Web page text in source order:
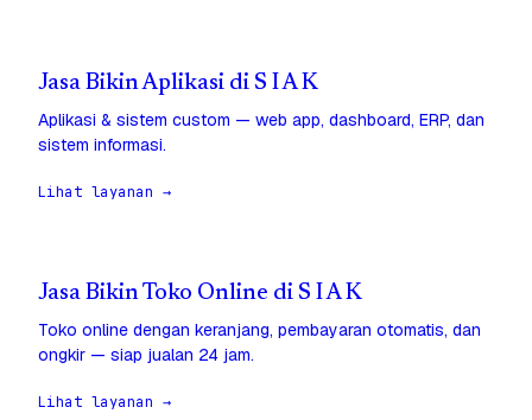
Jasa Bikin Aplikasi di S I A K
Aplikasi & sistem custom — web app, dashboard, ERP, dan
sistem informasi.
Lihat layanan →
Jasa Bikin Toko Online di S I A K
Toko online dengan keranjang, pembayaran otomatis, dan
ongkir — siap jualan 24 jam.
Lihat layanan →